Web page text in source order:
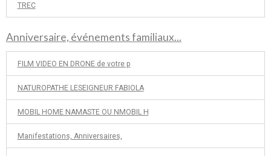
TREC
Anniversaire, événements familiaux...
FILM VIDEO EN DRONE de votre p
NATUROPATHE LESEIGNEUR FABIOLA
MOBIL HOME NAMASTE OU NMOBIL H
Manifestations, Anniversaires,